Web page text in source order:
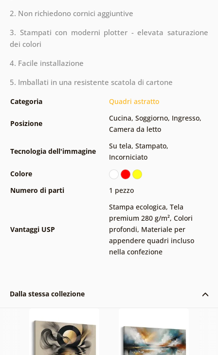
2. Non richiedono cornici aggiuntive
3. Stampati con moderni plotter - elevata saturazione
dei colori
4. Facile installazione
5. Imballati in una resistente scatola di cartone
Categoria Quadri astratto
Posizione
Cucina, Soggiorno, Ingresso,
Camera da letto
Tecnologia dell'immagine
Su tela, Stampato,
Incorniciato
Colore
Numero di parti
1 pezzo
Vantaggi USP
Stampa ecologica, Tela
premium 280 g/m², Colori
profondi, Materiale per
appendere quadri incluso
nella confezione
Dalla stessa collezione